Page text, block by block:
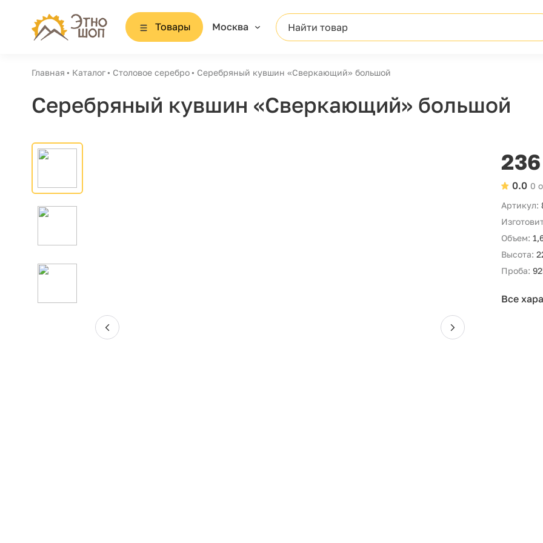
Товары Москва Найти товар
Главная Каталог Столовое серебро Серебряный кувшин «Сверкающий» большой
Серебряный кувшин «Сверкающий» большой
0
0.0
Артикул:
Объем:
Высота:
Проба:
Все